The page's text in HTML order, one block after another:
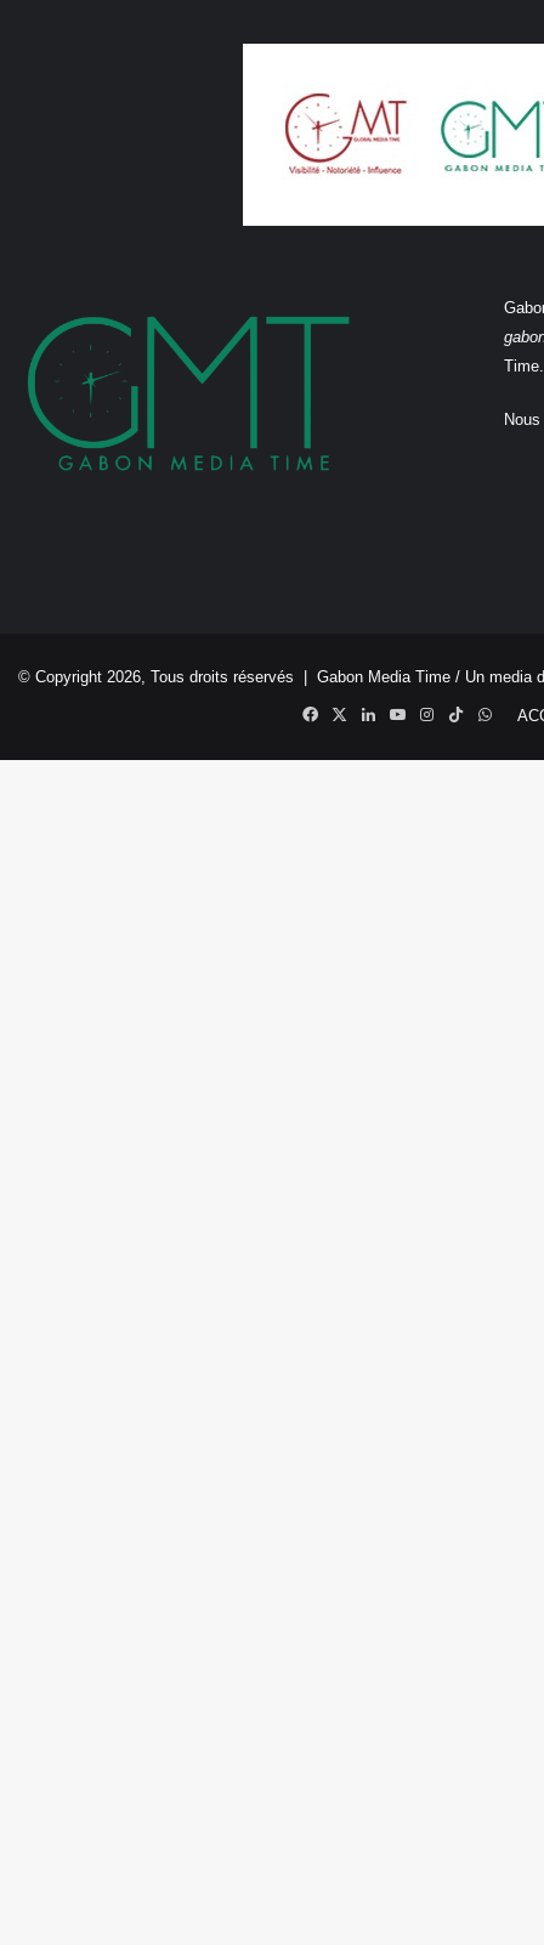
Time.
© Copyright 2026, Tous droits réservés | Gabon Media Time / Un media
Facebook
X LinkedinYouTubeInstagram
TikTok